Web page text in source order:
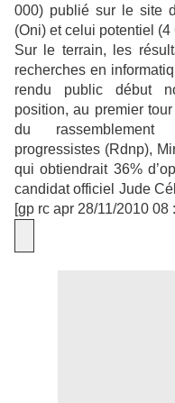
000) publié sur le site
(Oni) et celui potentiel
Sur le terrain, les
recherches en
rendu public début
position, au premier
du rassemblement
progressistes (Rdnp),
qui obtiendrait 36%
candidat officiel Jude
[gp rc apr 28/11/2010 08